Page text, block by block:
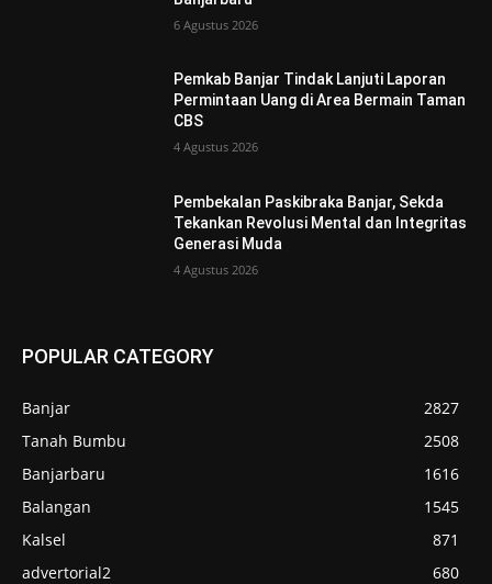
6 Agustus 2026
Pemkab Banjar Tindak Lanjuti Laporan
Permintaan Uang di Area Bermain Taman
CBS
4 Agustus 2026
Pembekalan Paskibraka Banjar, Sekda
Tekankan Revolusi Mental dan Integritas
Generasi Muda
4 Agustus 2026
POPULAR CATEGORY
Banjar
2827
Tanah Bumbu
2508
Banjarbaru
1616
Balangan
1545
Kalsel
871
advertorial2
680